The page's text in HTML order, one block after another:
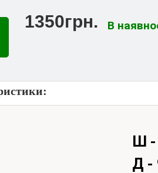
1350грн. В
Ш -
Д -